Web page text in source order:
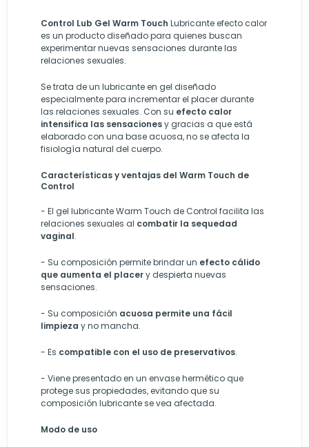
Control Lub Gel Warm Touch Lubricante efecto calor
es un producto diseñado para quienes buscan
experimentar nuevas sensaciones durante las
relaciones sexuales.
Se trata de un lubricante en gel diseñado
especialmente para incrementar el placer durante
las relaciones sexuales. Con su efecto calor
intensifica las sensacionesy gracias a que está
elaborado con una base acuosa, no se afecta la
fisiología natural del cuerpo.
Características y ventajas del Warm Touch de
Control
- El gel lubricante Warm Touch de Control facilita las
relaciones sexuales al combatir la sequedad
vaginal.
- Su composición permite brindar un efecto cálido
que aumenta el placery despierta nuevas
sensaciones.
- Su composición acuosa permite una fácil
limpieza y no mancha.
- Es compatible con el uso de preservativos.
- Viene presentado en un envase hermético que
protege sus propiedades, evitando que su
composición lubricante se vea afectada.
Modo de uso